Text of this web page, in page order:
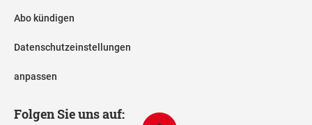
Abo kündigen
Datenschutzeinstellungen
anpassen
Folgen Sie uns auf: